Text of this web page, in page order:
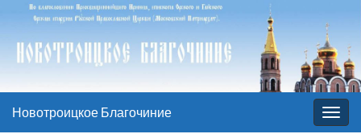
Вкл/
выкл
Новотроицкое Благочиние